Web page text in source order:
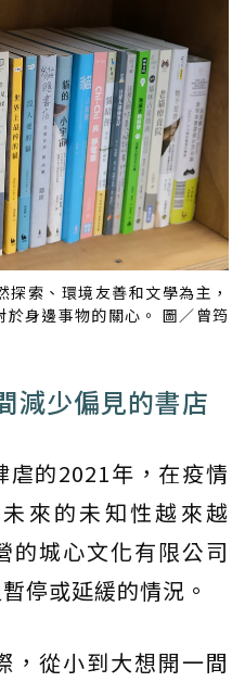
索、環境友善和文學為主，
身邊事物的關心。 圖／曾筠
減少偏見的書店
虐的2021年，在疫情
來的未知性越來越
的城心文化有限公司
停或延緩的情況。
，從小到大想開一間